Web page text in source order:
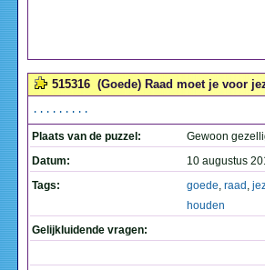
515316 (Goede) Raad moet je voor
.........
Plaats van de puzzel:
Gewoon
Datum:
10 augustus
Tags:
goede, raad ,
houden
Gelijkluidende vragen: